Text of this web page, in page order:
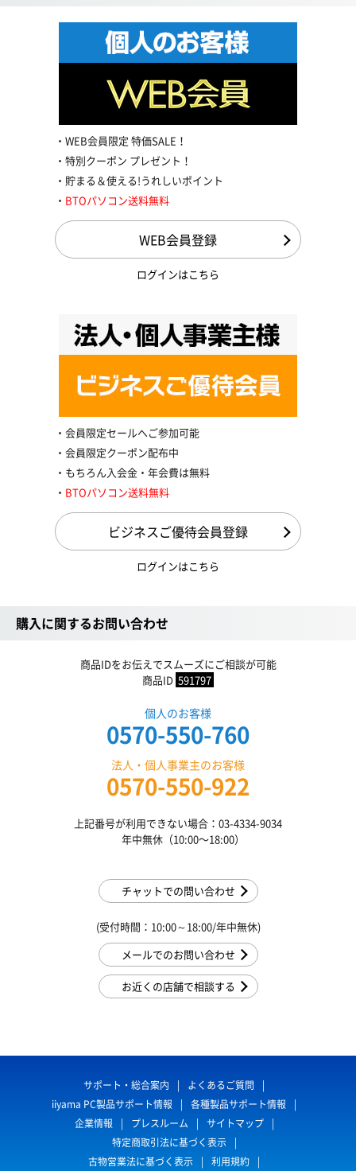
WEB会員限定 特価SALE！
特別クーポン プレゼント！
貯まる＆使える!うれしいポイント
BTOパソコン送料無料
WEB会員登録
ログインはこちら
会員限定セールへご参加可能
会員限定クーポン配布中
もちろん入会金・年会費は無料
BTOパソコン送料無料
ビジネスご優待会員登録
ログインはこちら
購入に関するお問い合わせ
商品IDをお伝えでスムーズにご相談が可能
商品ID 591797
個人のお客様
0570-550-760
法人・個人事業主のお客様
0570-550-922
上記番号が利用できない場合：03-4334-9034
年中無休（10:00〜18:00）
チャットでの問い合わせ
(受付時間：10:00～18:00/年中無休)
メールでのお問い合わせ
お近くの店舗で相談する
サポート・総合案内
よくあるご質問
iiyama PC製品サポート情報
各種製品サポート情報
企業情報
プレスルーム
サイトマップ
特定商取引法に基づく表示
古物営業法に基づく表示
利用規約